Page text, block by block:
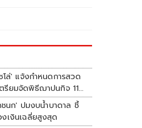
ล่' แจ้งกำหนดการสวด
รียมจัดพิธีฌาปนกิจ 11
นก' ปมงบน้ำบาดาล ชี้
เงินเฉลี่ยสูงสุด